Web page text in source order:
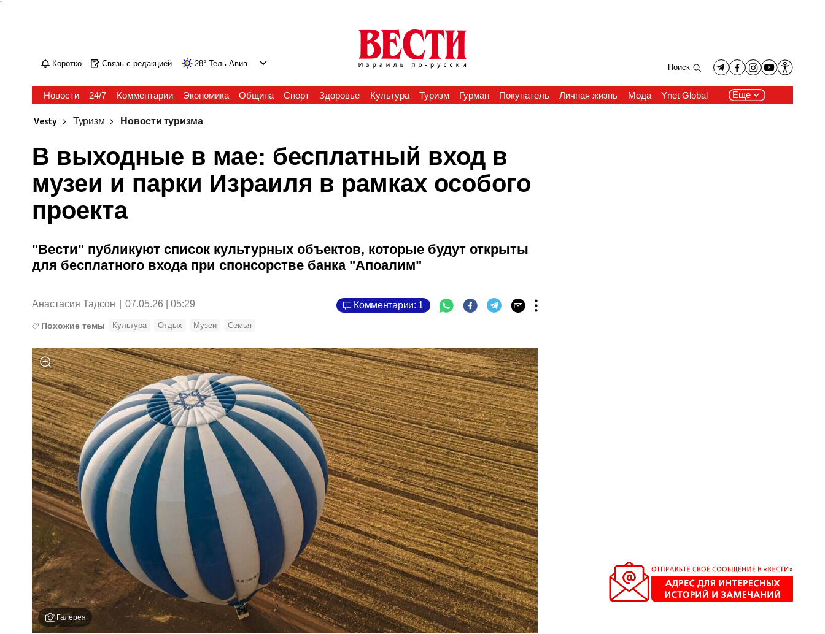
'
Коротко Связь с редакцией 28° Тель-Авив Поиск
Новости 24/7 Комментарии Экономика Община Спорт Здоровье Культура Туризм Гурман Покупатель Личная жизнь Мода Ynet Global Еще
Vesty Туризм Новости туризма
В выходные в мае: бесплатный вход в
музеи и парки Израиля в рамках особого
проекта
"Вести" публикуют список культурных объектов, которые будут открыты
для бесплатного входа при спонсорстве банка "Апоалим"
Анастасия Тадсон 07.05.26 | 05:29 Комментарии: 1
Похожие темы Культура Отдых Музеи Семья
Галерея